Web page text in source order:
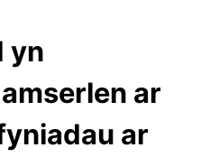
yn
ar
ar